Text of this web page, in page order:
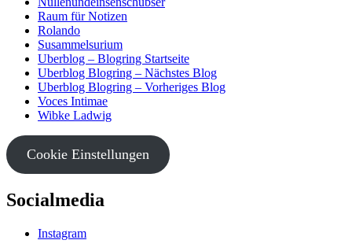
Raum für Notizen
Rolando
Susammelsurium
Uberblog – Blogring Startseite
Uberblog Blogring – Nächstes Blog
Uberblog Blogring – Vorheriges Blog
Voces Intimae
Wibke Ladwig
Cookie Einstellungen
Socialmedia
Instagram